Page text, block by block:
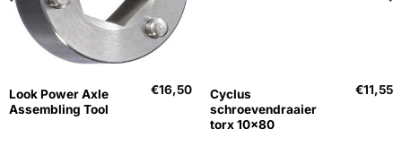
Look Power Axle
Assembling Tool
€16,50
Cyclus
schroevendraaier
torx 10×80
€11,55